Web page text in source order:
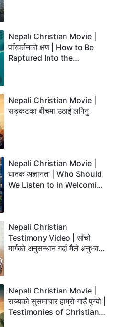
Nepali Christian Movie |
परिवर्तनको क्षण | How to Be
Raptured Into the
Nepali Christian Movie |
सङ्कटका बीचमा उठाई लगिनु
Nepali Christian Movie |
घातक अज्ञानता | Who Should
We Listen to in Welcoming
Nepali Christian
Testimony Video | साँचो
मार्गको अनुसन्धान गर्दा मैले अनुभव
Nepali Christian Movie |
राज्यको सुसमाचार हाम्रो गाउँ पुग्यो |
Testimonies of Christians